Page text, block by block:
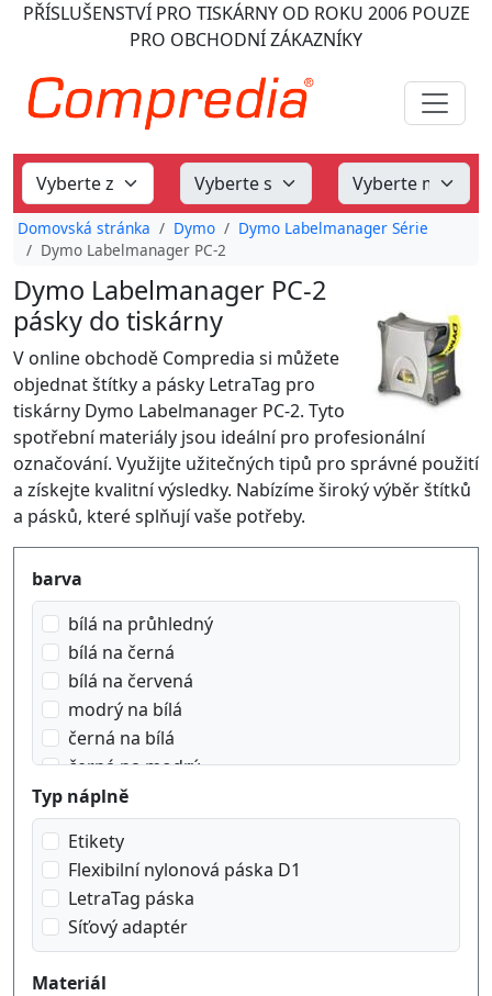
PŘÍSLUŠENSTVÍ PRO TISKÁRNY OD ROKU 2006POUZE
PRO OBCHODNÍ ZÁKAZNÍKY
Domovská stránka Dymo
Dymo Labelmanager Série
Dymo Labelmanager PC-2
Dymo Labelmanager PC-2
pásky do tiskárny
V online obchodě Compredia si můžete
objednat štítky a pásky LetraTag pro
tiskárny Dymo Labelmanager PC-2. Tyto
spotřební materiály jsou ideální pro profesionální
označování. Využijte užitečných tipů pro správné použití
a získejte kvalitní výsledky. Nabízíme široký výběr štítků
a pásků, které splňují vaše potřeby.
Produktfilter
barva
bílá na průhledný
bílá na černá
bílá na červená
modrý na bílá
černá na bílá
černá na modrý
černá na oranžový
černá na průhledný
černá na zelená
černá na červená
černá na žlutý
červená na bílá
Typ náplně
Etikety
Flexibilní nylonová páska D1
LetraTag páska
Síťový adaptér
Materiál